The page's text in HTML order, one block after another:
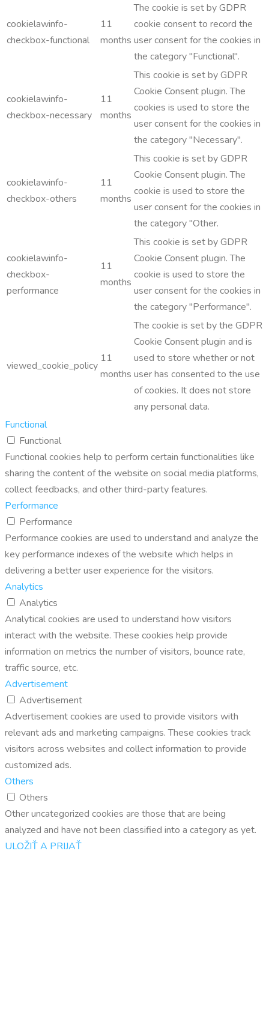
cookielawinfo-
checkbox-functional
11
months
The cookie is set by GDPR
cookie consent to record the
user consent for the cookies in
the category "Functional".
cookielawinfo-
checkbox-necessary
11
months
This cookie is set by GDPR
Cookie Consent plugin. The
cookies is used to store the
user consent for the cookies in
the category "Necessary".
cookielawinfo-
checkbox-others
11
months
This cookie is set by GDPR
Cookie Consent plugin. The
cookie is used to store the
user consent for the cookies in
the category "Other.
cookielawinfo-
checkbox-
performance
11
months
This cookie is set by GDPR
Cookie Consent plugin. The
cookie is used to store the
user consent for the cookies in
the category "Performance".
viewed_cookie_policy
11
months
The cookie is set by the GDPR
Cookie Consent plugin and is
used to store whether or not
user has consented to the use
of cookies. It does not store
any personal data.
Functional
Functional
Functional cookies help to perform certain functionalities like
sharing the content of the website on social media platforms,
collect feedbacks, and other third-party features.
Performance
Performance
Performance cookies are used to understand and analyze the
key performance indexes of the website which helps in
delivering a better user experience for the visitors.
Analytics
Analytics
Analytical cookies are used to understand how visitors
interact with the website. These cookies help provide
information on metrics the number of visitors, bounce rate,
traffic source, etc.
Advertisement
Advertisement
Advertisement cookies are used to provide visitors with
relevant ads and marketing campaigns. These cookies track
visitors across websites and collect information to provide
customized ads.
Others
Others
Other uncategorized cookies are those that are being
analyzed and have not been classified into a category as yet.
ULOŽIŤ A PRIJAŤ